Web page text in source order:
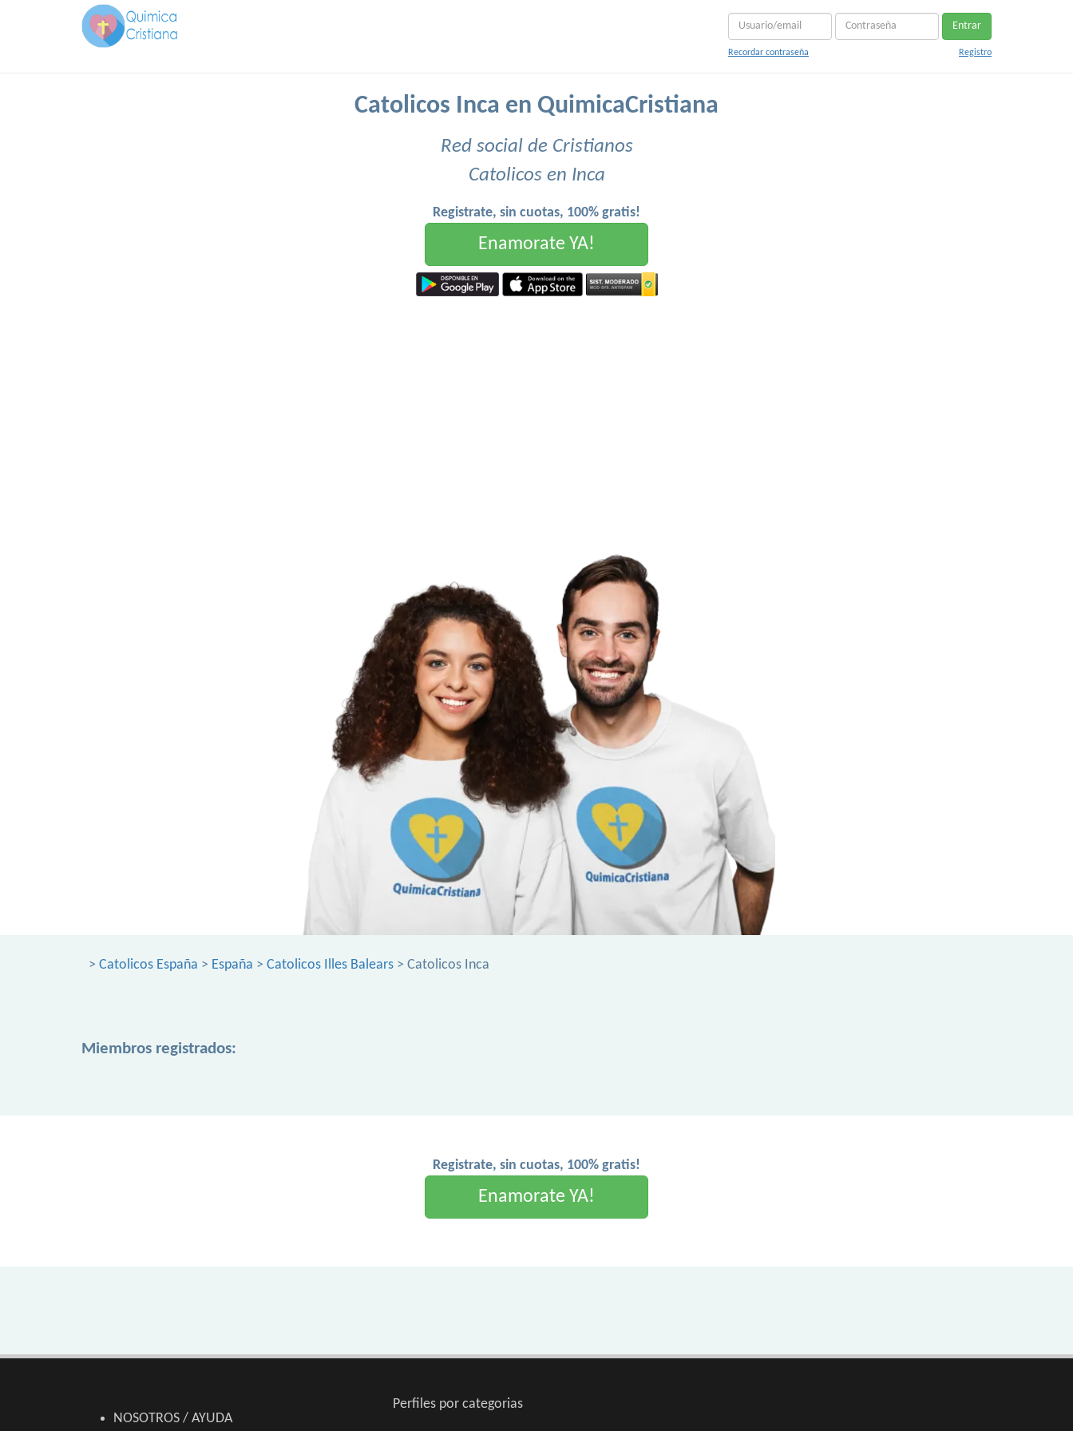
Entrar
Recordar contraseña Registro
Catolicos Inca en QuimicaCristiana
Red social de Cristianos
Catolicos en Inca
Registrate, sin cuotas, 100% gratis!
Enamorate YA!
> Catolicos España > España > Catolicos Illes Balears > Catolicos Inca
Miembros registrados:
Registrate, sin cuotas, 100% gratis!
Enamorate YA!
NOSOTROS / AYUDA
Perfiles por categorias